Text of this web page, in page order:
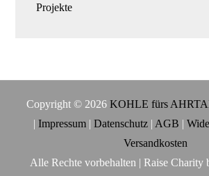
Projekte
Copyright © 2026 KOHLE fürs
| Impressum| Datenschutz| AGB |
Versandkosten
Alle Rechte vorbehalten | Raise Charity